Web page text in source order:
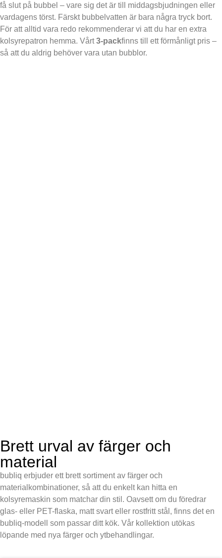
få slut på bubbel – vare sig det är till middagsbjudningen eller
vardagens törst. Färskt bubbelvatten är bara några tryck bort.
För att alltid vara redo rekommenderar vi att du har en extra
kolsyrepatron hemma. Vårt3-packfinns till ett förmånligt pris –
så att du aldrig behöver vara utan bubblor.
Brett urval av färger och
material
bubliq erbjuder ett brett sortiment av färger och
materialkombinationer, så att du enkelt kan hitta en
kolsyremaskin som matchar din stil. Oavsett om du föredrar
glas- eller PET-flaska, matt svart eller rostfritt stål, finns det en
bubliq-modell som passar ditt kök. Vår kollektion utökas
löpande med nya färger och ytbehandlingar.